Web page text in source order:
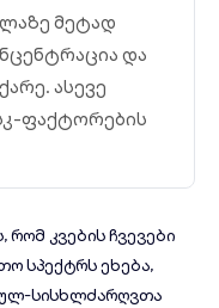
მეტად
და
ასევე
ფაქტორების
კვების ჩვევები
სპექტრს ეხება,
სისხლძარღვთა